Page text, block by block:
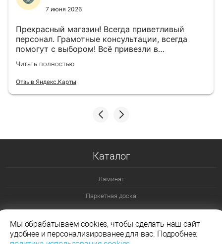
7 июня 2026
Прекрасный магазин! Всегда приветливый
персонал. Грамотные консультации, всегда
помогут с выбором! Всё привезли в
назначенный день!
Читать полностью
Отзыв Яндекс.Карты
Каталог
Ламинат
Паркетная доска
Ламинат 33 класс
Мы обрабатываем cookies, чтобы сделать наш сайт
удобнее и персонализированее для вас. Подробнее: